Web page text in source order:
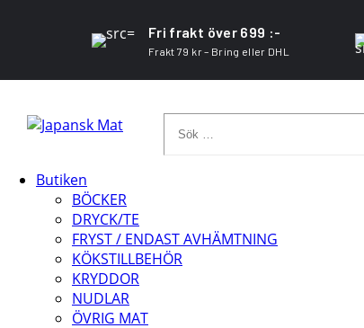
Fri frakt över 699 :-
Frakt 79 kr – Bring eller DHL
Butiken
BÖCKER
DRYCK/TE
FRYST / ENDAST AVHÄMTNING
KÖKSTILLBEHÖR
KRYDDOR
NUDLAR
ÖVRIG MAT